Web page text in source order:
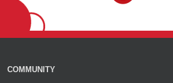
COMMUNITY